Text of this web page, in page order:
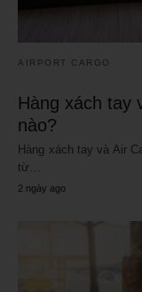
AIRPORT CARGO
Hàng xách tay
nào?
Hàng xách tay và Air
từ…
2 ngày ago